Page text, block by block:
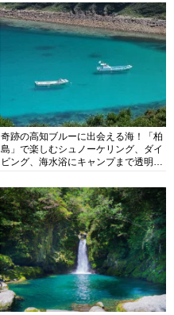
奇跡の高知ブルーに出会える海！「柏
島」で楽しむシュノーケリング、ダイ
ビング、海水浴にキャンプまで透明度